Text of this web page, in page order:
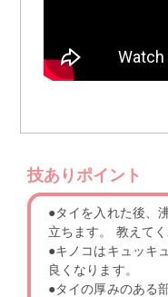
技ありポイント
●タイを入れた後、
立ちます。 教えてく
●キノコはキュッキ
良くなります。
●タイの厚みのある